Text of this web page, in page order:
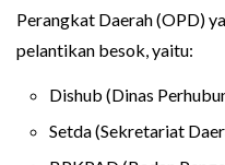
Perangkat Daerah (OPD)
pelantikan besok, yaitu:
Dishub (Dinas
Setda (Sekretariat